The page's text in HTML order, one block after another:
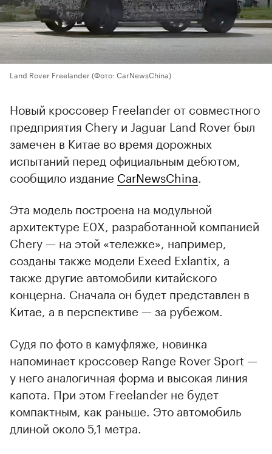
Land Rover Freelander (Фото: CarNewsChina)
Новый кроссовер Freelander от совместного
предприятия Chery и Jaguar Land Rover был
замечен в Китае во время дорожных
испытаний перед официальным дебютом,
сообщило издание CarNewsChina
Эта модель построена на модульной
архитектуре E0X, разработанной компанией
Chery — на этой «тележке», например,
созданы также модели Exeed Exlantix, а
также другие автомобили китайского
концерна. Сначала он будет представлен в
Китае, а в перспективе — за рубежом.
Судя по фото в камуфляже, новинка
напоминает кроссовер Range Rover Sport —
у него аналогичная форма и высокая линия
капота. При этом Freelander не будет
компактным, как раньше. Это автомобиль
длиной около 5,1 метра.